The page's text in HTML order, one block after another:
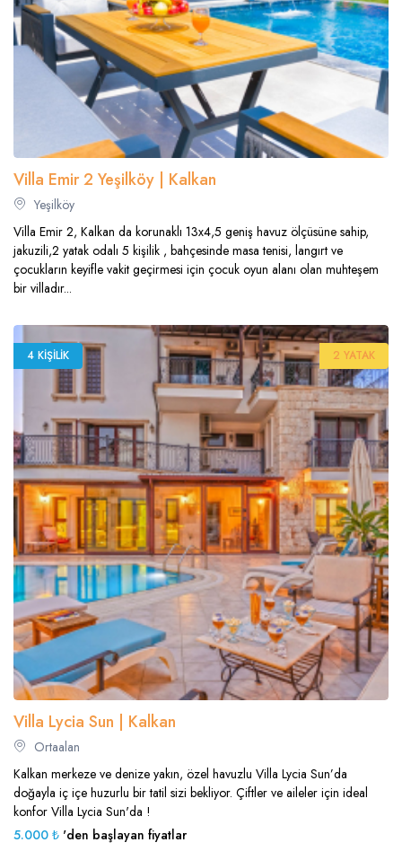
Villa Emir 2 Yeşilköy | Kalkan
Yeşilköy
Villa Emir 2, Kalkan da korunaklı 13x4,5 geniş havuz ölçüsüne sahip,
jakuzili,2 yatak odalı 5 kişilik , bahçesinde masa tenisi, langırt ve
çocukların keyifle vakit geçirmesi için çocuk oyun alanı olan muhteşem
bir villadır...
4 KIŞILIK 2 YATAK
Villa Lycia Sun | Kalkan
Ortaalan
Kalkan merkeze ve denize yakın, özel havuzlu Villa Lycia Sun’da
doğayla iç içe huzurlu bir tatil sizi bekliyor. Çiftler ve aileler için ideal
konfor Villa Lycia Sun'da !
5.000 ₺ 'den başlayan fiyatlar